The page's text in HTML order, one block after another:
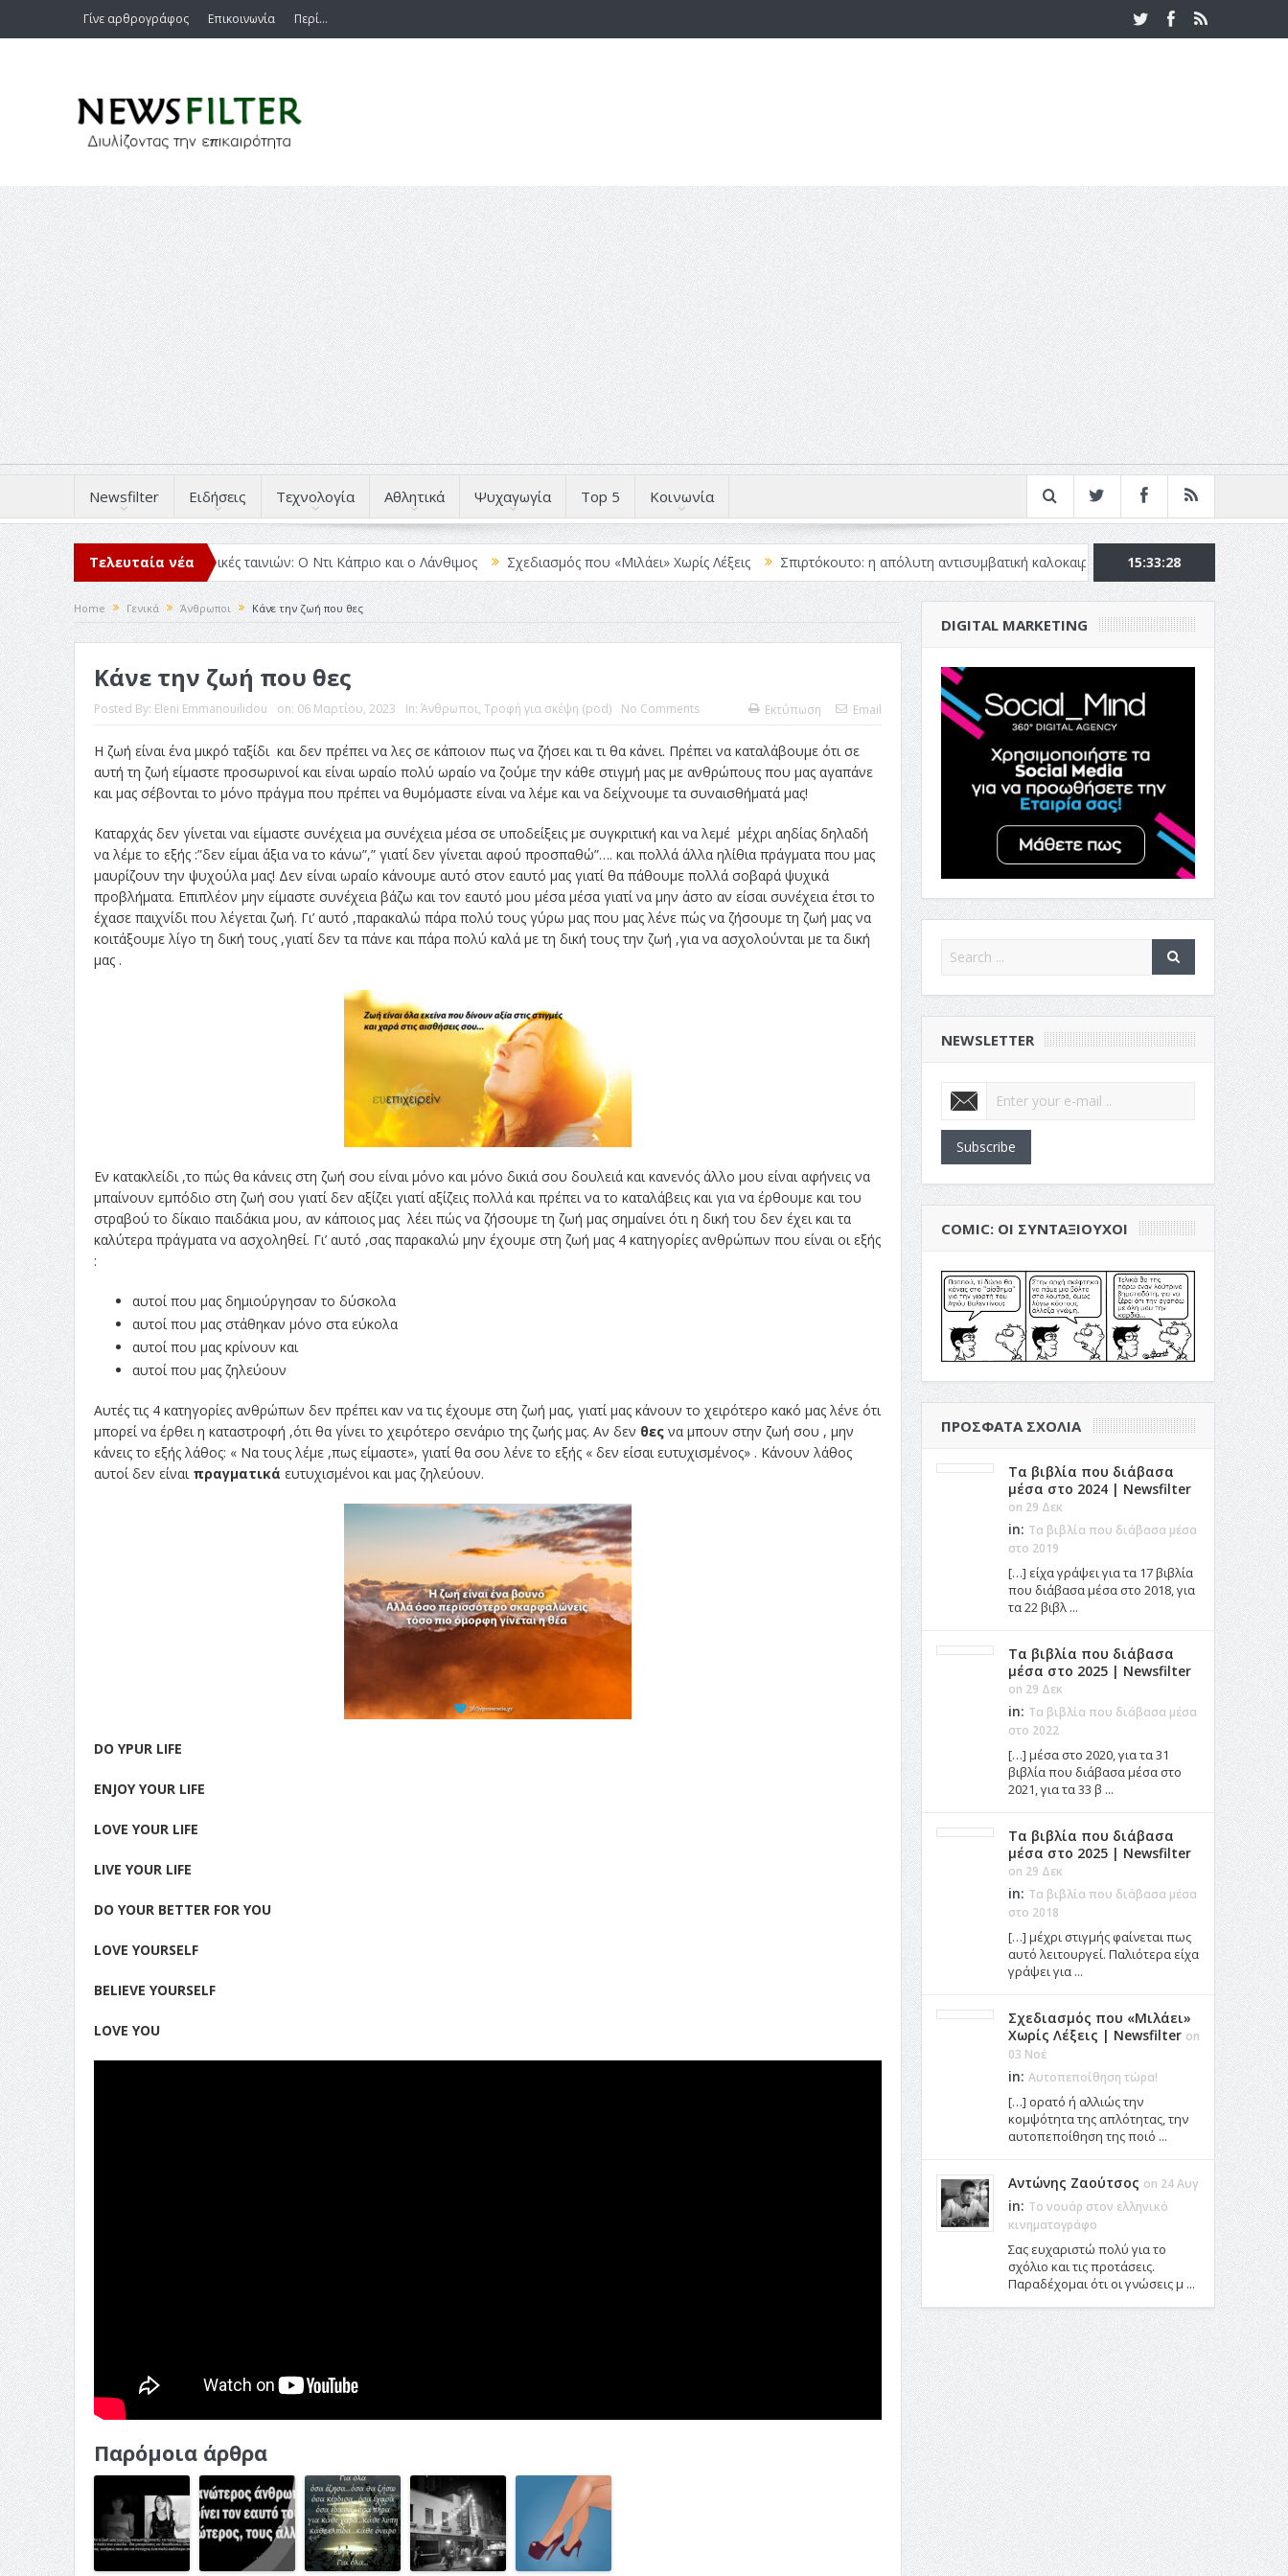
Γίνε αρθρογράφος Επικοινωνία Περί…
Newsfilter Ειδήσεις Τεχνολογία Αθλητικά Ψυχαγωγία Top 5 Κοινωνία
Τελευταία νέα
στο 2025 Κριτικές ταινιών: Ο Ντι Κάπριο και ο Λάνθιμος Σχεδιασμός που «Μιλάει» Χωρίς Λέξεις Σπιρτόκουτο: η απόλυτη αντισυμβατική καλοκαιρινή ταινία Το Top 5 της εβδομάδας
15:33:29
Home Γενικά Άνθρωποι Κάνε την ζωή που θες
Κάνε την ζωή που θες
Posted By: Eleni Emmanouilidou on: 06 Μαρτίου, 2023 In: Άνθρωποι, Τροφή για σκέψη (pod) No Comments Εκτύπωση Email
Η ζωή είναι ένα μικρό ταξίδι και δεν πρέπει να λες σε κάποιον πως να ζήσει και τι θα κάνει. Πρέπει να καταλάβουμε ότι σε
αυτή τη ζωή είμαστε προσωρινοί και είναι ωραίο πολύ ωραίο να ζούμε την κάθε στιγμή μας με ανθρώπους που μας αγαπάνε
και μας σέβονται το μόνο πράγμα που πρέπει να θυμόμαστε είναι να λέμε και να δείχνουμε τα συναισθήματά μας!
Καταρχάς δεν γίνεται ναι είμαστε συνέχεια μα συνέχεια μέσα σε υποδείξεις με συγκριτική και να λεμέ μέχρι αηδίας δηλαδή
να λέμε το εξής :”δεν είμαι άξια να το κάνω”,” γιατί δεν γίνεται αφού προσπαθώ”…. και πολλά άλλα ηλίθια πράγματα που μας
μαυρίζουν την ψυχούλα μας! Δεν είναι ωραίο κάνουμε αυτό στον εαυτό μας γιατί θα πάθουμε πολλά σοβαρά ψυχικά
προβλήματα. Επιπλέον μην είμαστε συνέχεια βάζω και τον εαυτό μου μέσα μέσα γιατί να μην άστο αν είσαι συνέχεια έτσι το
έχασε παιχνίδι που λέγεται ζωή. Γι’ αυτό ,παρακαλώ πάρα πολύ τους γύρω μας που μας λένε πώς να ζήσουμε τη ζωή μας να
κοιτάξουμε λίγο τη δική τους ,γιατί δεν τα πάνε και πάρα πολύ καλά με τη δική τους την ζωή ,για να ασχολούνται με τα δική
μας .
Εν κατακλείδι ,το πώς θα κάνεις στη ζωή σου είναι μόνο και μόνο δικιά σου δουλειά και κανενός άλλο μου είναι αφήνεις να
μπαίνουν εμπόδιο στη ζωή σου γιατί δεν αξίζει γιατί αξίζεις πολλά και πρέπει να το καταλάβεις και για να έρθουμε και του
στραβού το δίκαιο παιδάκια μου, αν κάποιος μας λέει πώς να ζήσουμε τη ζωή μας σημαίνει ότι η δική του δεν έχει και τα
καλύτερα πράγματα να ασχοληθεί. Γι’ αυτό ,σας παρακαλώ μην έχουμε στη ζωή μας 4 κατηγορίες ανθρώπων που είναι οι εξής
:
αυτοί που μας δημιούργησαν το δύσκολα
αυτοί που μας στάθηκαν μόνο στα εύκολα
αυτοί που μας κρίνουν και
αυτοί που μας ζηλεύουν
Αυτές τις 4 κατηγορίες ανθρώπων δεν πρέπει καν να τις έχουμε στη ζωή μας, γιατί μας κάνουν το χειρότερο κακό μας λένε ότι
μπορεί να έρθει η καταστροφή ,ότι θα γίνει το χειρότερο σενάριο της ζωής μας. Αν δεν θες να μπουν στην ζωή σου , μην
κάνεις το εξής λάθος: « Να τους λέμε ,πως είμαστε», γιατί θα σου λένε το εξής « δεν είσαι ευτυχισμένος» . Κάνουν λάθος
αυτοί δεν είναι πραγματικά ευτυχισμένοι και μας ζηλεύουν.
DO YPUR LIFE
ENJOY YOUR LIFE
LOVE YOUR LIFE
LIVE YOUR LIFE
DO YOUR BETTER FOR YOU
LOVE YOURSELF
BELIEVE YOURSELF
LOVE YOU
Παρόμοια άρθρα
DIGITAL MARKETING
NEWSLETTER
Subscribe
COMIC: ΟΙ ΣΥΝΤΑΞΙΟΎΧΟΙ
ΠΡΌΣΦΑΤΑ ΣΧΌΛΙΑ
Τα βιβλία που διάβασα
μέσα στο 2024 | Newsfilter
on 29 Δεκ
in: Τα βιβλία που διάβασα μέσα
στο 2019
[…] είχα γράψει για τα 17 βιβλία
που διάβασα μέσα στο 2018, για
τα 22 βιβλ ...
Τα βιβλία που διάβασα
μέσα στο 2025 | Newsfilter
on 29 Δεκ
in: Τα βιβλία που διάβασα μέσα
στο 2022
[…] μέσα στο 2020, για τα 31
βιβλία που διάβασα μέσα στο
2021, για τα 33 β ...
Τα βιβλία που διάβασα
μέσα στο 2025 | Newsfilter
on 29 Δεκ
in: Τα βιβλία που διάβασα μέσα
στο 2018
[…] μέχρι στιγμής φαίνεται πως
αυτό λειτουργεί. Παλιότερα είχα
γράψει για ...
Σχεδιασμός που «Μιλάει»
Χωρίς Λέξεις | Newsfilter on
03 Νοέ
in: Αυτοπεποίθηση τώρα!
[…] ορατό ή αλλιώς την
κομψότητα της απλότητας, την
αυτοπεποίθηση της ποιό ...
Αντώνης Ζαούτσος on 24 Αυγ
in: Το νουάρ στον ελληνικό
κινηματογράφο
Σας ευχαριστώ πολύ για το
σχόλιο και τις προτάσεις.
Παραδέχομαι ότι οι γνώσεις μ ...